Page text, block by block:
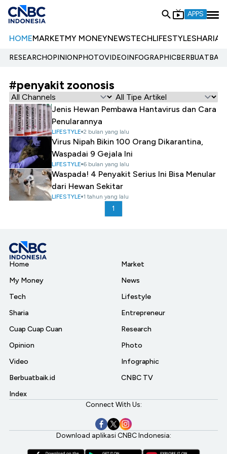
APPS
HOMEMARKETMY MONEYNEWSTECHLIFESTYLESHARIA
RESEARCHOPINIONPHOTOVIDEOINFOGRAPHIC
#penyakit zoonosis
Jenis Hewan Pembawa Hantavirus dan Cara
Penularannya
LIFESTYLE 2 bulan yang lalu
Virus Nipah Bikin 100 Orang Dikarantina,
Waspadai 9 Gejala Ini
LIFESTYLE 6 bulan yang lalu
Waspada! 4 Penyakit Serius Ini Bisa Menular
dari Hewan Sekitar
LIFESTYLE 1 tahun yang lalu
1
Home
My Money
Tech
Sharia
Cuap Cuap Cuan
Opinion
Video
Berbuatbaik.id
Index
Market
News
Lifestyle
Entrepreneur
Research
Photo
Infographic
CNBC TV
Connect With Us:
Download aplikasi CNBC Indonesia: